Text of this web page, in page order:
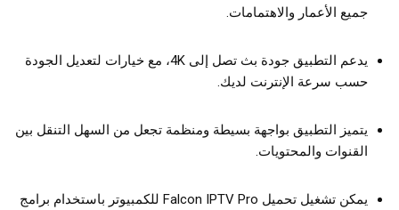
جميع الأعمار والاهتمامات.
يدعم التطبيق جودة بث تصل إلى 4K، مع خيارات لتعديل الجودة
حسب سرعة الإنترنت لديك.
يتميز التطبيق بواجهة بسيطة ومنظمة تجعل من السهل التنقل بين
القنوات والمحتويات.
يمكن تشغيل تحميل Falcon IPTV Pro للكمبيوتر باستخدام برامج